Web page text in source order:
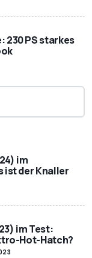
230 PS starkes
im
ist der Knaller
im Test:
Hot-Hatch?